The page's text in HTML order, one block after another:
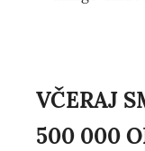
VČERAJ
500 000